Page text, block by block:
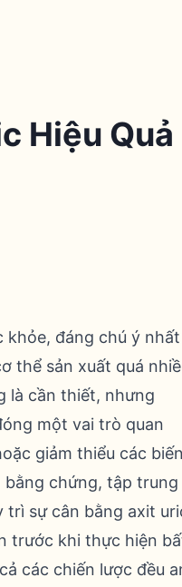
Hiệu Quả
đáng chú ý nhất
thể sản xuất quá
là cần thiết, nhưng
một vai trò quan
giảm thiểu các biến
bằng chứng, tập trung
trì sự cân bằng axit
trước khi thực hiện
các chiến lược đều